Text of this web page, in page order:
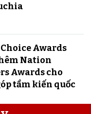
Awards
Nation
Awards cho
tầm kiến quốc